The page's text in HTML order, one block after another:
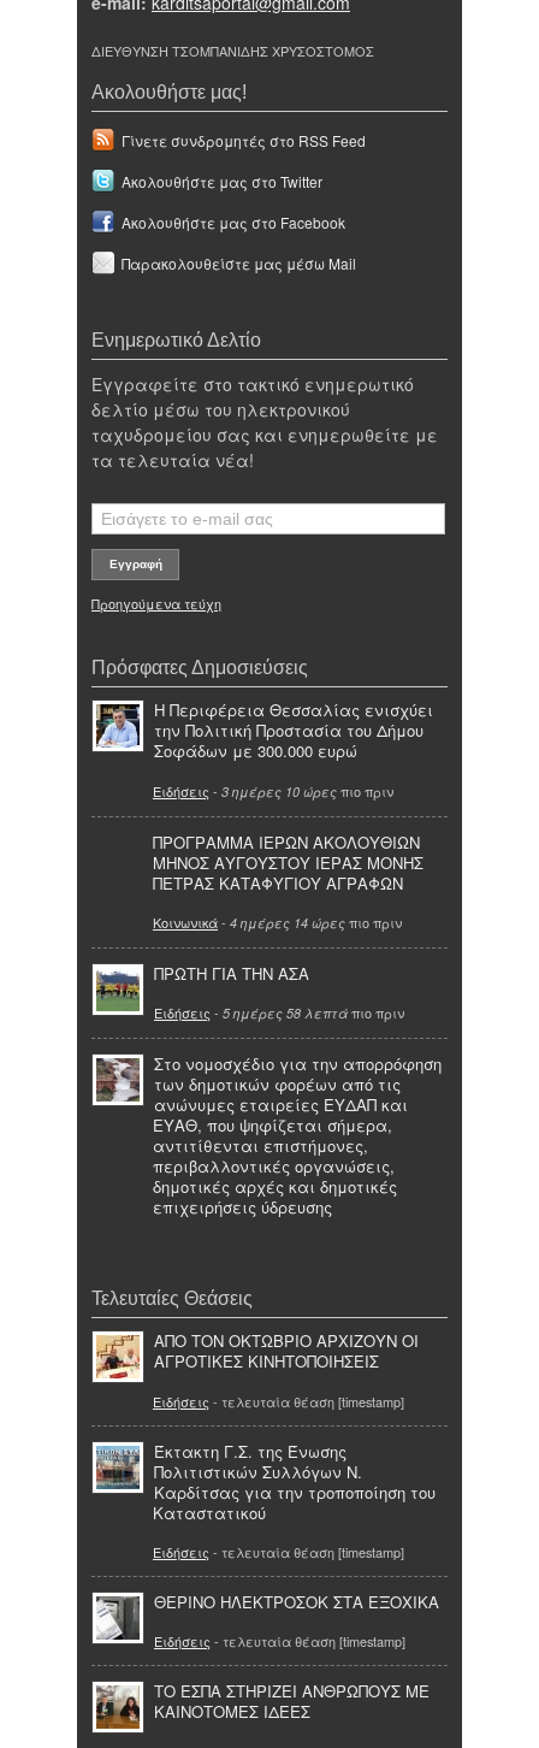
ΔΙΕΥΘΥΝΣΗ ΤΣΟΜΠΑΝΙΔΗΣ ΧΡΥΣΟΣΤΟΜΟΣ
Ακολουθήστε μας!
Γίνετε συνδρομητές στο RSS Feed
Ακολουθήστε μας στο Twitter
Ακολουθήστε μας στο Facebook
Παρακολουθείστε μας μέσω Mail
Ενημερωτικό Δελτίο
Εγγραφείτε στο τακτικό ενημερωτικό
δελτίο μέσω του ηλεκτρονικού
ταχυδρομείου σας και ενημερωθείτε με
τα τελευταία νέα!
Προηγούμενα τεύχη
Πρόσφατες Δημοσιεύσεις
Η Περιφέρεια Θεσσαλίας ενισχύει
την Πολιτική Προστασία του Δήμου
Σοφάδων με 300.000 ευρώ
Ειδήσεις - 3 ημέρες 10 ώρες πιο πριν
ΠΡΟΓΡΑΜΜΑ ΙΕΡΩΝ ΑΚΟΛΟΥΘΙΩΝ
ΜΗΝΟΣ ΑΥΓΟΥΣΤΟΥ ΙΕΡΑΣ ΜΟΝΗΣ
ΠΕΤΡΑΣ ΚΑΤΑΦΥΓΙΟΥ ΑΓΡΑΦΩΝ
Κοινωνικά- 4 ημέρες 14 ώρες πιο πριν
ΠΡΩΤΗ ΓΙΑ ΤΗΝ ΑΣΑ
Ειδήσεις - 5 ημέρες 58 λεπτά πιο πριν
Στο νομοσχέδιο για την απορρόφηση
των δημοτικών φορέων από τις
ανώνυμες εταιρείες ΕΥΔΑΠ και
ΕΥΑΘ, που ψηφίζεται σήμερα,
αντιτίθενται επιστήμονες,
περιβαλλοντικές οργανώσεις,
δημοτικές αρχές και δημοτικές
επιχειρήσεις ύδρευσης
Τελευταίες Θεάσεις
ΑΠΟ ΤΟΝ ΟΚΤΩΒΡΙΟ ΑΡΧΙΖΟΥΝ ΟΙ
ΑΓΡΟΤΙΚΕΣ ΚΙΝΗΤΟΠΟΙΗΣΕΙΣ
Ειδήσεις - τελευταία θέαση [timestamp]
Έκτακτη Γ.Σ. της Ένωσης
Πολιτιστικών Συλλόγων Ν.
Καρδίτσας για την τροποποίηση του
Καταστατικού
Ειδήσεις - τελευταία θέαση [timestamp]
ΘΕΡΙΝΟ ΗΛΕΚΤΡΟΣΟΚ ΣΤΑ ΕΞΟΧΙΚΑ
Ειδήσεις - τελευταία θέαση [timestamp]
ΤΟ ΕΣΠΑ ΣΤΗΡΙΖΕΙ ΑΝΘΡΩΠΟΥΣ ΜΕ
ΚΑΙΝΟΤΟΜΕΣ ΙΔΕΕΣ